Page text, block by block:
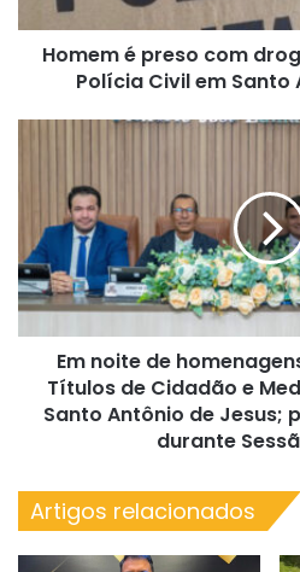
Polícia
CivilHomem é preso com
Polícia Civil em Santo
homenagens,
Câmara
entrega
Títulos
de
Cidadão
Medalha
Santo
Antônio
de
Em noite de
Títulos de Cidadão e
Santo Antônio de Jesus;
durante
Artigos relacionados